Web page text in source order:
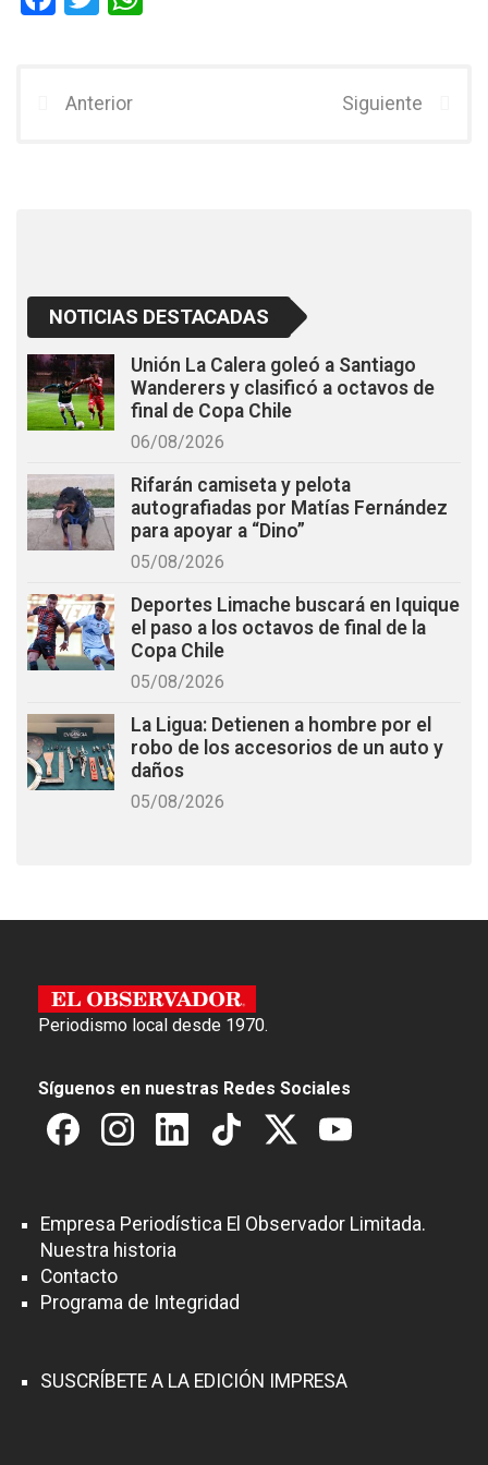
b
er
Anterior Siguiente
NOTICIAS DESTACADAS
Unión La Calera goleó a Santiago
Wanderers y clasificó a octavos de
final de Copa Chile
06/08/2026
Rifarán camiseta y pelota
autografiadas por Matías Fernández
para apoyar a “Dino”
05/08/2026
Deportes Limache buscará en Iquique
el paso a los octavos de final de la
Copa Chile
05/08/2026
La Ligua: Detienen a hombre por el
robo de los accesorios de un auto y
daños
05/08/2026
Periodismo local desde 1970.
Síguenos en nuestras Redes Sociales
Empresa Periodística El Observador Limitada.
Nuestra historia
Contacto
Programa de Integridad
SUSCRÍBETE A LA EDICIÓN IMPRESA